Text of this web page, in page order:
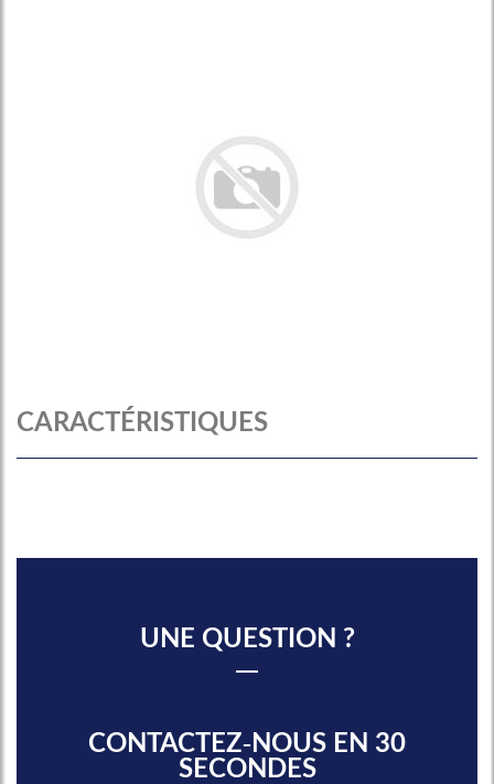
CARACTÉRISTIQUES
UNE QUESTION ?
CONTACTEZ-NOUS EN 30
SECONDES